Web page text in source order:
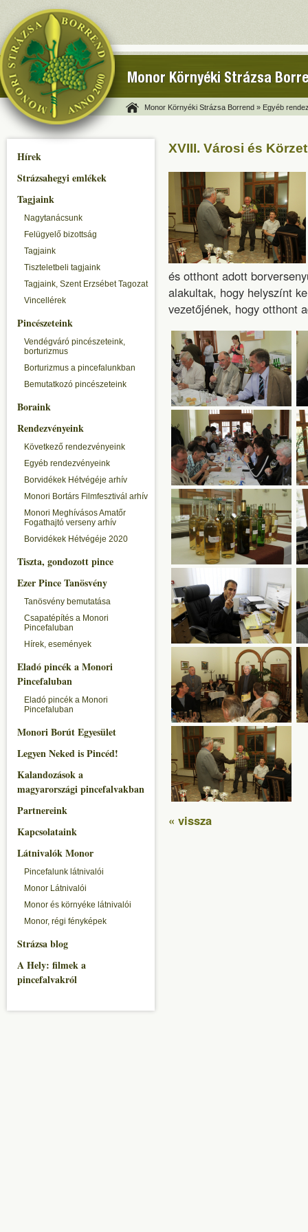
Monor Környéki Strázsa
Monor Környéki Strázsa Borrend » Egyéb
Hírek
Strázsahegyi emlékek
Tagjaink
Nagytanácsunk
Felügyelő bizottság
Tagjaink
Tiszteletbeli tagjaink
Tagjaink, Szent Erzsébet Tagozat
Vincellérek
Pincészeteink
Vendégváró pincészeteink,
borturizmus
Borturizmus a pincefalunkban
Bemutatkozó pincészeteink
Boraink
Rendezvényeink
Következő rendezvényeink
Egyéb rendezvényeink
Borvidékek Hétvégéje arhív
Monori Bortárs Filmfesztivál arhív
Monori Meghívásos Amatőr
Fogathajtó verseny arhív
Borvidékek Hétvégéje 2020
Tiszta, gondozott pince
Ezer Pince Tanösvény
Tanösvény bemutatása
Csapatépítés a Monori
Pincefaluban
Hírek, események
Eladó pincék a Monori
Pincefaluban
Eladó pincék a Monori
Pincefaluban
Monori Borút Egyesület
Legyen Neked is Pincéd!
Kalandozások a
magyarországi pincefalvakban
Partnereink
Kapcsolataink
Látnivalók Monor
Pincefalunk látnivalói
Monor Látnivalói
Monor és környéke látnivalói
Monor, régi fényképek
Strázsa blog
A Hely: filmek a
pincefalvakról
XVIII. Városi és
és otthont adott
alakultak, hogy helyszínt
vezetőjének, hogy otthont
« vissza